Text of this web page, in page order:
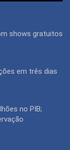
shows gratuitos
em três dias
no PIB;